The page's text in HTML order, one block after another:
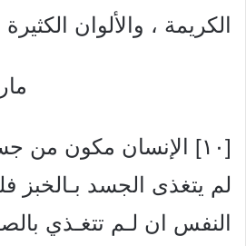
الكريمة ، والألوان الكثيرة
[۱۰] الإنسان مكون من
لم يتغذى الجسد بـالخبز
النفس ان لـم تتغـذي